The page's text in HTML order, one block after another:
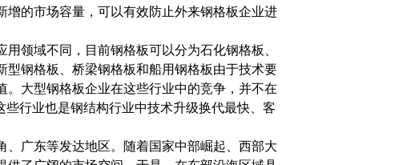
的市场容量，可以有效防止外来钢格板企业进
领域不同，目前钢格板可以分为石化钢格板、
钢格板、桥梁钢格板和船用钢格板由于技术要
大型钢格板企业在这些行业中的竞争，并不在
行业也是钢结构行业中技术升级换代最快、客
广东等发达地区。随着国家中部崛起、西部大